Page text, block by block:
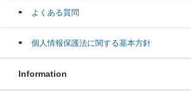
よくある質問
個人情報保護法に関する基本方針
Information